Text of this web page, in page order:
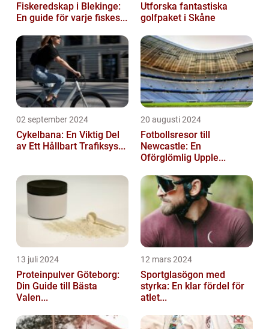
Fiskeredskap i Blekinge:
En guide för varje fiskes...
Utforska fantastiska
golfpaket i Skåne
02 september 2024
Cykelbana: En Viktig Del
av Ett Hållbart Trafiksys...
20 augusti 2024
Fotbollsresor till
Newcastle: En
Oförglömlig Upple...
13 juli 2024
Proteinpulver Göteborg:
Din Guide till Bästa
Valen...
12 mars 2024
Sportglasögon med
styrka: En klar fördel för
atlet...